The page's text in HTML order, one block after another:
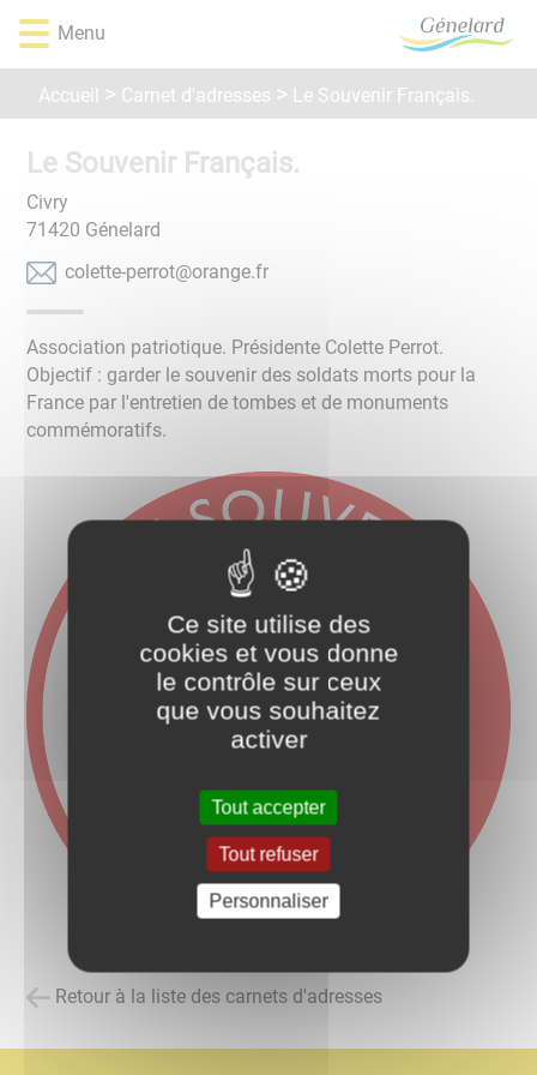
Lien
d'accès
rapide
menu
Lien
d'accès
rapide
contenu
principal
Lien
d'accès
rapide
la
recherche
Lien
d'accès
rapide
pied
page
Menu
Accueil Carnet d'adresses Le Souvenir Français.
Le Souvenir Français.
Civry
71420 Génelard
rf.egnaro@torrep-etteloc
Association patriotique. Présidente Colette Perrot.
Objectif : garder le souvenir des soldats morts pour la
France par l'entretien de tombes et de monuments
commémoratifs.
Retour à la liste des carnets d'adresses
Ce site utilise des
cookies et vous donne
le contrôle sur ceux
que vous souhaitez
activer
Tout accepter
Tout refuser
Personnaliser